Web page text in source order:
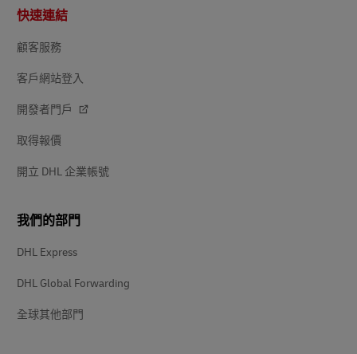
頁
尾
快速連結
顧客服務
客戶網站登入
開發者門戶
取得報價
開立 DHL 企業帳號
我們的部門
DHL Express
DHL Global Forwarding
全球其他部門